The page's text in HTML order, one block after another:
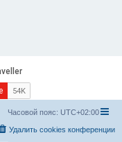
Часовой пояс: UTC+02:00
Удалить cookies конференции